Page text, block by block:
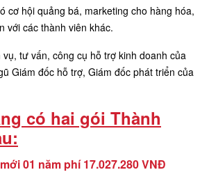
cơ hội quảng bá, marketing cho hàng hóa,
với các thành viên khác.
tư vấn, công cụ hỗ trợ kinh doanh của
Giám đốc hỗ trợ, Giám đốc phát triển của
có hai gói Thành
01 năm phí 17.027.280 VNĐ